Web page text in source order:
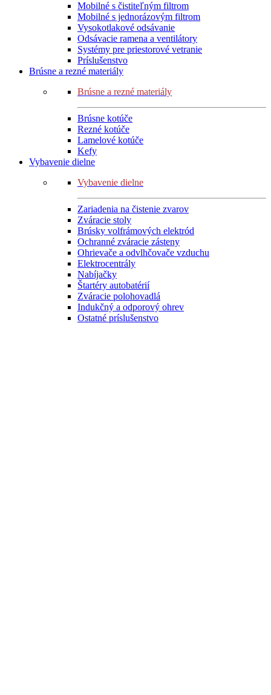
Mobilné s čistiteľným filtrom
Mobilné s jednorázovým filtrom
Vysokotlakové odsávanie
Odsávacie ramena a ventilátory
Systémy pre priestorové vetranie
Príslušenstvo
Brúsne a rezné materiály
Brúsne a rezné materiály
Brúsne kotúče
Rezné kotúče
Lamelové kotúče
Kefy
Vybavenie dielne
Vybavenie dielne
Zariadenia na čistenie zvarov
Zváracie stoly
Brúsky volfrámových elektród
Ochranné zváracie zásteny
Ohrievače a odvlhčovače vzduchu
Elektrocentrály
Nabíjačky
Štartéry autobatérií
Zváracie polohovadlá
Indukčný a odporový ohrev
Ostatné príslušenstvo